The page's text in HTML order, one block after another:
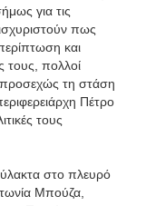
για τις
πως
και
τους, πολλοί
τη στάση
Πέτρο
τους
στο πλευρό
Μπούζα,